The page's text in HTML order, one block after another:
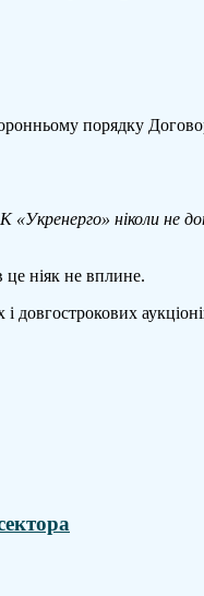
порядку
ніколи не
це ніяк не вплине.
довгострокових